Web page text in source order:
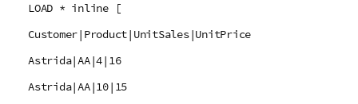
LOAD * inline [
Customer|Product|UnitSales|UnitPrice
Astrida|AA|4|16
Astrida|AA|10|15